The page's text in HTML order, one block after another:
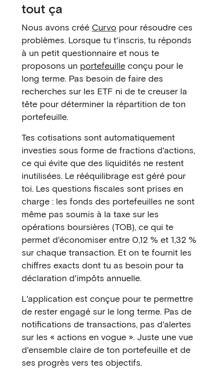
tout ça
Nous avons créé Curvo pour résoudre ces
problèmes. Lorsque tu t'inscris, tu réponds
à un petit questionnaire et nous te
proposons un portefeuille conçu pour le
long terme. Pas besoin de faire des
recherches sur les ETF ni de te creuser la
tête pour déterminer la répartition de ton
portefeuille.
Tes cotisations sont automatiquement
investies sous forme de fractions d'actions,
ce qui évite que des liquidités ne restent
inutilisées. Le rééquilibrage est géré pour
toi. Les questions fiscales sont prises en
charge : les fonds des portefeuilles ne sont
même pas soumis à la taxe sur les
opérations boursières (TOB), ce qui te
permet d'économiser entre 0,12 % et 1,32 %
sur chaque transaction. Et on te fournit les
chiffres exacts dont tu as besoin pour ta
déclaration d'impôts annuelle.
L'application est conçue pour te permettre
de rester engagé sur le long terme. Pas de
notifications de transactions, pas d'alertes
sur les « actions en vogue ». Juste une vue
d'ensemble claire de ton portefeuille et de
ses progrès vers tes objectifs.